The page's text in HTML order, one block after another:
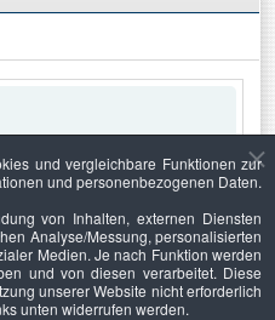
und vergleichbare Funktionen zur
und personenbezogenen Daten.
von Inhalten, externen Diensten
Analyse/Messung, personalisierten
Medien. Je nach Funktion werden
und von diesen verarbeitet. Diese
unserer Website nicht erforderlich
unten widerrufen werden.